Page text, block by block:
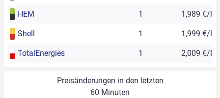
HEM 1 1,989 €/l
Shell 1 1,999 €/l
TotalEnergies 1 2,009 €/l
Preisänderungen in den letzten
60 Minuten